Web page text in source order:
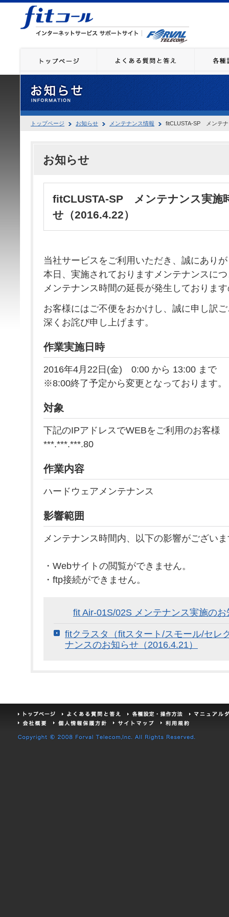
トップページ お知らせ メンテナンス情報 fitCLUSTA-SP メンテナ
お知らせ
fitCLUSTA-SP メンテナンス実施
せ（2016.4.22）
当社サービスをご利用いただき、誠にあり
本日、実施されておりますメンテナンスに
メンテナンス時間の延長が発生しておりま
お客様にはご不便をおかけし、誠に申し訳
深くお詫び申し上げます。
作業実施日時
2016年4月22日(金) 0:00 から 13:00 まで
※8:00終了予定から変更となっております。
対象
下記のIPアドレスでWEBをご利用のお客様
***.***.***.80
作業内容
ハードウェアメンテナンス
影響範囲
メンテナンス時間内、以下の影響がござい
・Webサイトの閲覧ができません。
・ftp接続ができません。
fit Air-01S/02S メンテナンス実施の
fitクラスタ（fitスタート/スモール/セレ
ナンスのお知らせ（2016.4.21）